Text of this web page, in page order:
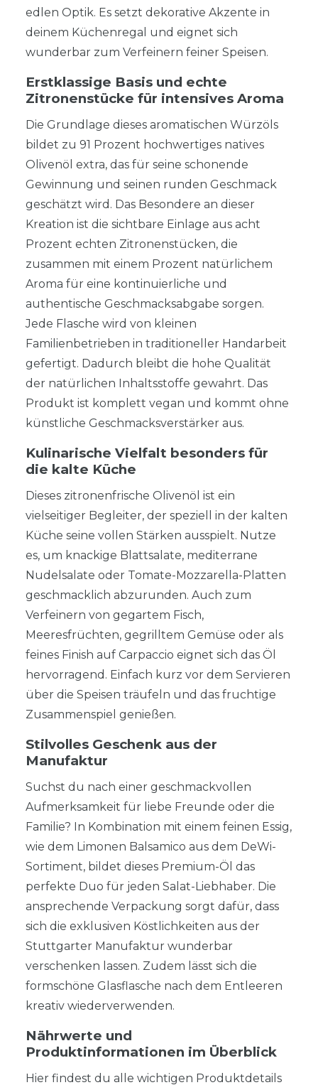
edlen Optik. Es setzt dekorative Akzente in
deinem Küchenregal und eignet sich
wunderbar zum Verfeinern feiner Speisen.
Erstklassige Basis und echte
Zitronenstücke für intensives Aroma
Die Grundlage dieses aromatischen Würzöls
bildet zu 91 Prozent hochwertiges natives
Olivenöl extra, das für seine schonende
Gewinnung und seinen runden Geschmack
geschätzt wird. Das Besondere an dieser
Kreation ist die sichtbare Einlage aus acht
Prozent echten Zitronenstücken, die
zusammen mit einem Prozent natürlichem
Aroma für eine kontinuierliche und
authentische Geschmacksabgabe sorgen.
Jede Flasche wird von kleinen
Familienbetrieben in traditioneller Handarbeit
gefertigt. Dadurch bleibt die hohe Qualität
der natürlichen Inhaltsstoffe gewahrt. Das
Produkt ist komplett vegan und kommt ohne
künstliche Geschmacksverstärker aus.
Kulinarische Vielfalt besonders für
die kalte Küche
Dieses zitronenfrische Olivenöl ist ein
vielseitiger Begleiter, der speziell in der kalten
Küche seine vollen Stärken ausspielt. Nutze
es, um knackige Blattsalate, mediterrane
Nudelsalate oder Tomate-Mozzarella-Platten
geschmacklich abzurunden. Auch zum
Verfeinern von gegartem Fisch,
Meeresfrüchten, gegrilltem Gemüse oder als
feines Finish auf Carpaccio eignet sich das Öl
hervorragend. Einfach kurz vor dem Servieren
über die Speisen träufeln und das fruchtige
Zusammenspiel genießen.
Stilvolles Geschenk aus der
Manufaktur
Suchst du nach einer geschmackvollen
Aufmerksamkeit für liebe Freunde oder die
Familie? In Kombination mit einem feinen Essig,
wie dem Limonen Balsamico aus dem DeWi-
Sortiment, bildet dieses Premium-Öl das
perfekte Duo für jeden Salat-Liebhaber. Die
ansprechende Verpackung sorgt dafür, dass
sich die exklusiven Köstlichkeiten aus der
Stuttgarter Manufaktur wunderbar
verschenken lassen. Zudem lässt sich die
formschöne Glasflasche nach dem Entleeren
kreativ wiederverwenden.
Nährwerte und
Produktinformationen im Überblick
Hier findest du alle wichtigen Produktdetails